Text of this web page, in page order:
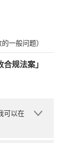
一般问题）
规法案」
可以在